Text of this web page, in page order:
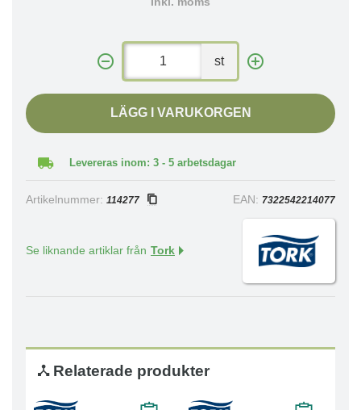
st
LÄGG I VARUKORGEN
Levereras inom: 3 - 5 arbetsdagar
Artikelnummer: 114277 EAN: 7322542214077
Se liknande artiklar från Tork
Relaterade produkter